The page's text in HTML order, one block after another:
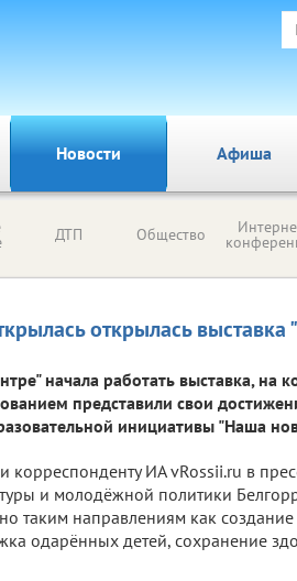
Новости Афиша
ДТП Общество
открылась
начала работать выставка,
представили свои
инициативы "Наша
корреспонденту ИА vRossii.ru в
и молодёжной политики
таким направлениям как
одарённых детей, сохранение